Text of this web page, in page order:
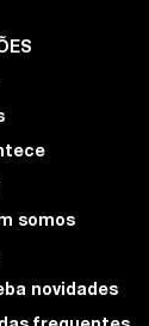
somos
novidades